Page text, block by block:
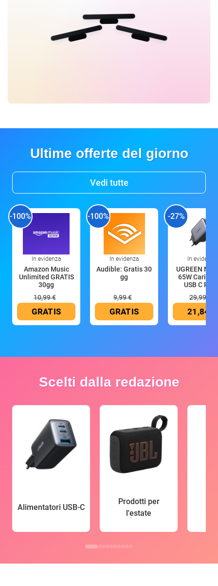
Ultime offerte del giorno
Vedi tutte
-100%
In evidenza
Amazon Music
Unlimited GRATIS
30gg
10,99 €
GRATIS
-100%
In evidenza
Audible: Gratis 30
gg
9,99 €
GRATIS
-27%
In evidenza
UGREEN
65W
USB C
29,99 €
21,84 €
Scelti dalla redazione
Alimentatori USB-C
Prodotti per
l'estate